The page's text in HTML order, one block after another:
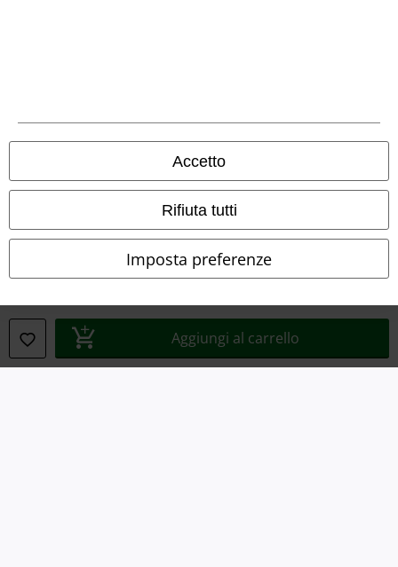
Accetto
Rifiuta tutti
Imposta preferenze
Aggiungi al carrello
Legge sulla Privacy
Smaltimento rifiuti e protezione dell’ambiente
Informazioni sull'accessibilità
Impostazioni cookie
Esercita Recesso